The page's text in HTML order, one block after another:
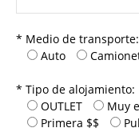
* Medio de transporte:
Auto
* Tipo de alojamiento:
OUTLET
Muy
Primera $$